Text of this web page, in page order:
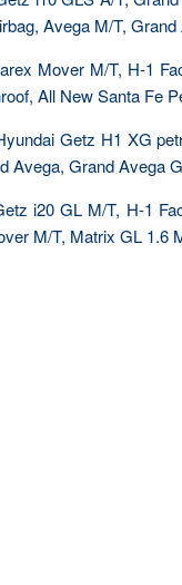
Avega M/T,
Mover M/T, H-1
All New Santa Fe
Getz H1 XG
Avega, Grand Avega
i20 GL M/T, H-1
M/T, Matrix GL 1.6